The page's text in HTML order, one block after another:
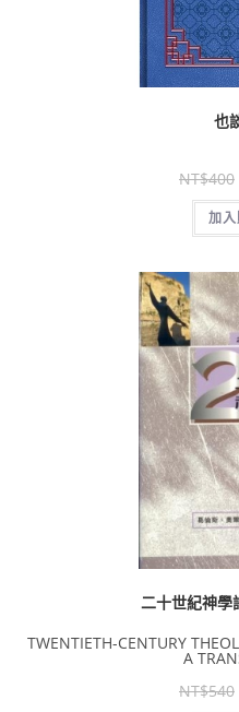
也
NT$400
加
二十世紀神學
TWENTIETH-CENTURY
A
NT$540